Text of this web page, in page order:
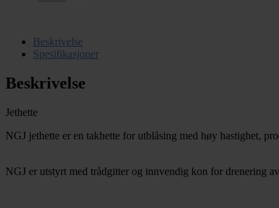
Beskrivelse
Spesifikasjoner
Beskrivelse
Jethette
NGJ jethette er en takhette for utblåsing med høy hastighet,
NGJ er utstyrt med trådgitter og innvendig kon for drenering